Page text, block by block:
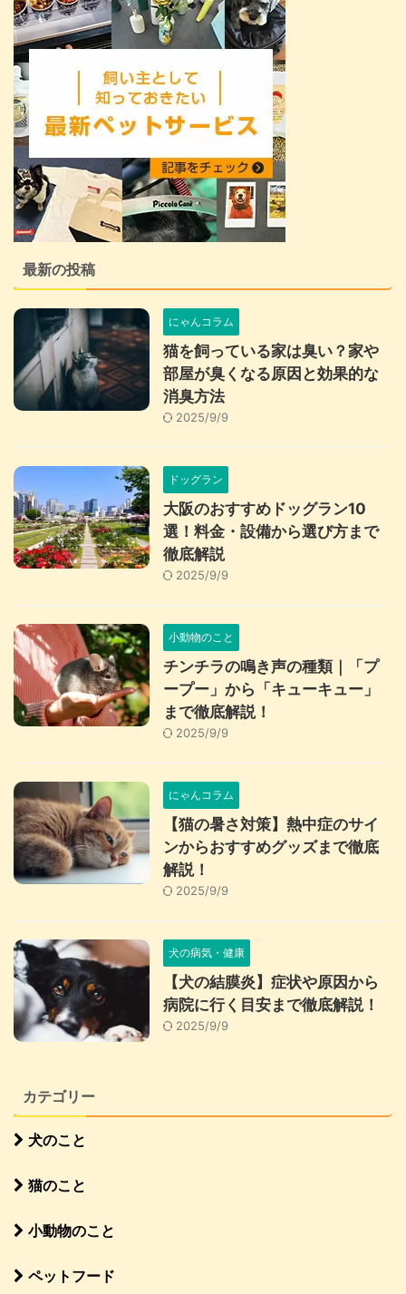
最新の投稿
にゃんコラム
猫を飼っている家は臭い？家や
部屋が臭くなる原因と効果的な
消臭方法
2025/9/9
ドッグラン
大阪のおすすめドッグラン10
選！料金・設備から選び方まで
徹底解説
2025/9/9
小動物のこと
チンチラの鳴き声の種類｜「プ
ープー」から「キューキュー」
まで徹底解説！
2025/9/9
にゃんコラム
【猫の暑さ対策】熱中症のサイ
ンからおすすめグッズまで徹底
解説！
2025/9/9
犬の病気・健康
【犬の結膜炎】症状や原因から
病院に行く目安まで徹底解説！
2025/9/9
カテゴリー
犬のこと
猫のこと
小動物のこと
ペットフード